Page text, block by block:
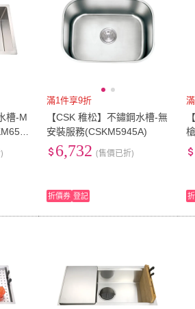
槽-M
滿1件享9折
【CSK 稚松】不鏽鋼水槽-無
安裝服務(CSKM5945A)
6,732 (售價已折)
折價券 登記